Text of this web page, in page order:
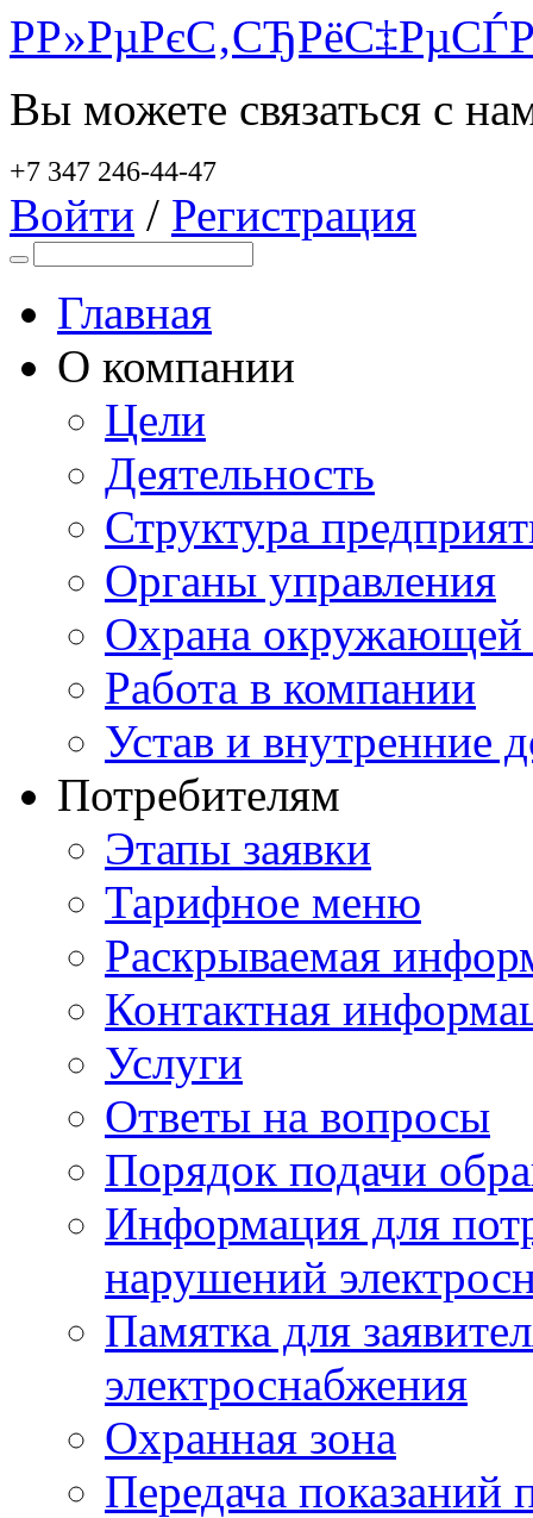
Вы можете связаться с
+7 347 246-44-47
Войти / Регистрация
Главная
О компании
Цели
Деятельность
Структура
Органы управления
Охрана окружающей
Работа в компании
Устав и внутренние
Потребителям
Этапы заявки
Тарифное меню
Раскрываемая
Контактная
Услуги
Ответы на вопросы
Порядок подачи
Информация для
нарушений
Памятка для
электроснабжения
Охранная зона
Передача показаний